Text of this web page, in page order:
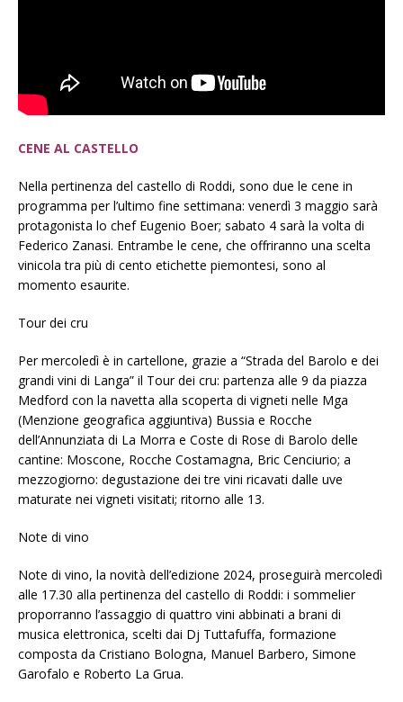
CENE AL CASTELLO
Nella pertinenza del castello di Roddi, sono due le cene in
programma per l’ultimo fine settimana: venerdì 3 maggio sarà
protagonista lo chef Eugenio Boer; sabato 4 sarà la volta di
Federico Zanasi. Entrambe le cene, che offriranno una scelta
vinicola tra più di cento etichette piemontesi, sono al
momento esaurite.
Tour dei cru
Per mercoledì è in cartellone, grazie a “Strada del Barolo e dei
grandi vini di Langa” il Tour dei cru: partenza alle 9 da piazza
Medford con la navetta alla scoperta di vigneti nelle Mga
(Menzione geografica aggiuntiva) Bussia e Rocche
dell’Annunziata di La Morra e Coste di Rose di Barolo delle
cantine: Moscone, Rocche Costamagna, Bric Cenciurio; a
mezzogiorno: degustazione dei tre vini ricavati dalle uve
maturate nei vigneti visitati; ritorno alle 13.
Note di vino
Note di vino, la novità dell’edizione 2024, proseguirà mercoledì
alle 17.30 alla pertinenza del castello di Roddi: i sommelier
proporranno l’assaggio di quattro vini abbinati a brani di
musica elettronica, scelti dai Dj Tuttafuffa, formazione
composta da Cristiano Bologna, Manuel Barbero, Simone
Garofalo e Roberto La Grua.